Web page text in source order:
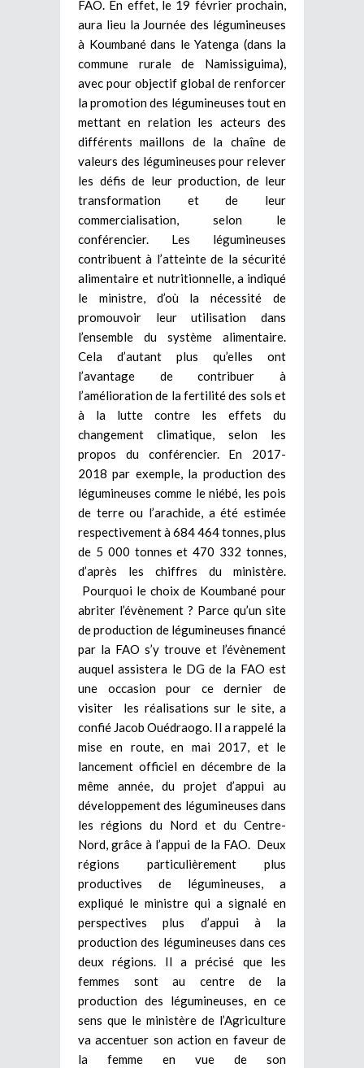
FAO. En effet, le 19 février prochain,
aura lieu la Journée des légumineuses
à Koumbané dans le Yatenga (dans la
commune rurale de Namissiguima),
avec pour objectif global de renforcer
la promotion des légumineuses tout en
mettant en relation les acteurs des
différents maillons de la chaîne de
valeurs des légumineuses pour relever
les défis de leur production, de leur
transformation et de leur
commercialisation, selon le
conférencier. Les légumineuses
contribuent à l’atteinte de la sécurité
alimentaire et nutritionnelle, a indiqué
le ministre, d’où la nécessité de
promouvoir leur utilisation dans
l’ensemble du système alimentaire.
Cela d’autant plus qu’elles ont
l’avantage de contribuer à
l’amélioration de la fertilité des sols et
à la lutte contre les effets du
changement climatique, selon les
propos du conférencier. En 2017-
2018 par exemple, la production des
légumineuses comme le niébé, les pois
de terre ou l’arachide, a été estimée
respectivement à 684 464 tonnes, plus
de 5 000 tonnes et 470 332 tonnes,
d’après les chiffres du ministère.
Pourquoi le choix de Koumbané pour
abriter l’évènement ? Parce qu’un site
de production de légumineuses financé
par la FAO s’y trouve et l’évènement
auquel assistera le DG de la FAO est
une occasion pour ce dernier de
visiter les réalisations sur le site, a
confié Jacob Ouédraogo. Il a rappelé la
mise en route, en mai 2017, et le
lancement officiel en décembre de la
même année, du projet d’appui au
développement des légumineuses dans
les régions du Nord et du Centre-
Nord, grâce à l’appui de la FAO. Deux
régions particulièrement plus
productives de légumineuses, a
expliqué le ministre qui a signalé en
perspectives plus d’appui à la
production des légumineuses dans ces
deux régions. Il a précisé que les
femmes sont au centre de la
production des légumineuses, en ce
sens que le ministère de l’Agriculture
va accentuer son action en faveur de
la femme en vue de son